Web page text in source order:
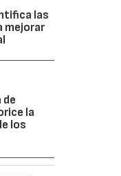
las
mejorar
la
los